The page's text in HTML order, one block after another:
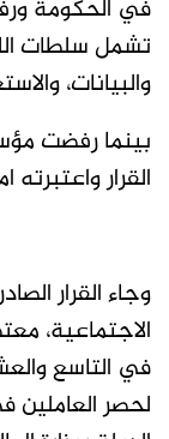
في الحكومة
تشمل سلطات
والبيانات،
بينما رفضت
القرار
وجاء القرار
في التاسع
لحصر العاملين